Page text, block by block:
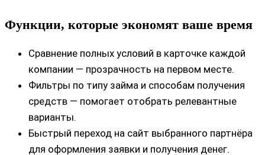
Функции, которые экономят ваше время
Сравнение полных условий в карточке каждой
компании — прозрачность на первом месте.
Фильтры по типу займа и способам получения
средств — помогает отобрать релевантные
варианты.
Быстрый переход на сайт выбранного партнёра
для оформления заявки и получения денег.